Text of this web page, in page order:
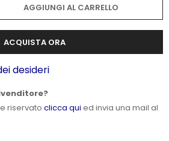
AGGIUNGI AL CARRELLO
ACQUISTA ORA
desideri
riservato clicca qui ed invia una mail al